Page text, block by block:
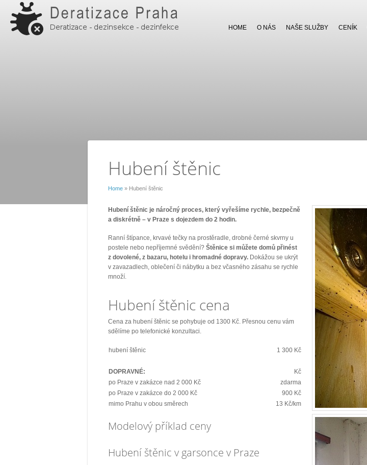
HOME O NÁS NAŠE SLUŽBY CENÍK
Hubení štěnic
Home » Hubení štěnic
Hubení štěnic je náročný proces, který vyřešíme rychle, bezpečně
a diskrétně – v Praze s dojezdem do 2 hodin.
Ranní štípance, krvavé tečky na prostěradle, drobné černé skvrny u
postele nebo nepříjemné svědění? Štěnice si můžete domů přinést
z dovolené, z bazaru, hotelu i hromadné dopravy. Dokážou se ukrýt
v zavazadlech, oblečení či nábytku a bez včasného zásahu se rychle
množí.
Hubení štěnic cena
Cena za hubení štěnic se pohybuje od 1300 Kč. Přesnou cenu vám
sdělíme po telefonické konzultaci.
hubení štěnic 1 300 Kč
DOPRAVNÉ:
Kč
po Praze v zakázce nad 2 000 Kč
zdarma
po Praze v zakázce do 2 000 Kč
900 Kč
mimo Prahu v obou směrech
13 Kč/km
Modelový příklad ceny
Hubení štěnic v garsonce v Praze